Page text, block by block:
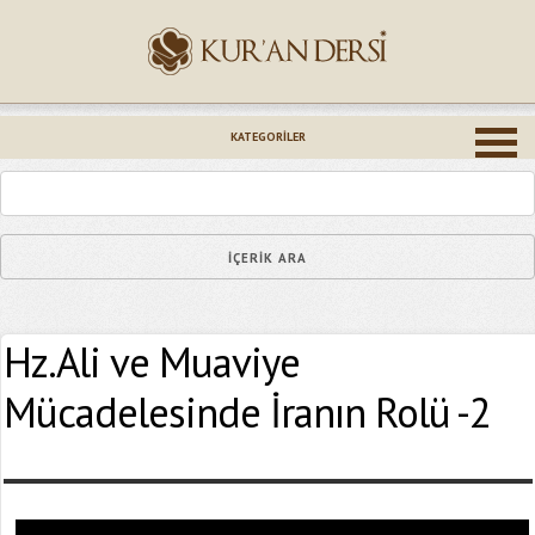
KATEGORILER
Hz.Ali ve Muaviye
Mücadelesinde İranın Rolü -2
Epostanız (*)
Yaşadığınız Hatanın Ayrıntıları